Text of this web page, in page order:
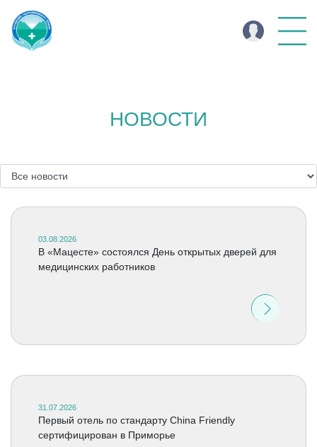
НОВОСТИ
03.08.2026
В «Мацесте» состоялся День открытых дверей для
медицинских работников
31.07.2026
Первый отель по стандарту China Friendly
сертифицирован в Приморье